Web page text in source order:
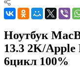
Ноутбук
13.3 2K/Apple
6цикл 100%